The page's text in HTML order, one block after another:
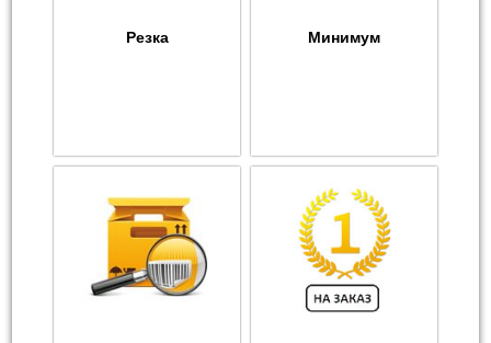
Резка Минимум